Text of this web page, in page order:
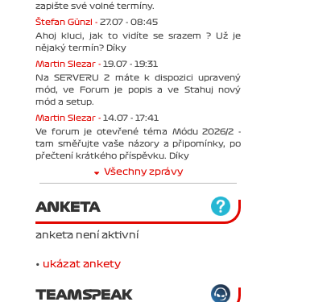
zapište své volné termíny.
Štefan Günzl - 27.07 - 08:45
Ahoj kluci, jak to vidíte se srazem ? Už je
nějaký termín? Díky
Martin Slezar - 19.07 - 19:31
Na SERVERU 2 máte k dispozici upravený
mód, ve Forum je popis a ve Stahuj nový
mód a setup.
Martin Slezar - 14.07 - 17:41
Ve forum je otevřené téma Módu 2026/2 -
tam směřujte vaše názory a připomínky, po
přečtení krátkého příspěvku. Díky
Všechny zprávy
ANKETA
anketa není aktivní
• ukázat ankety
TEAMSPEAK